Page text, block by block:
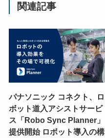
関連記事
パナソニック コネクト、ロ
ボット道入アシストサービ
ス「Robo Sync Planner」
提供開始 ロボット導入の構